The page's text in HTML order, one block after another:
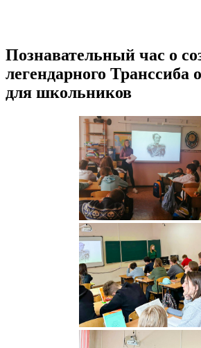
Познавательный час о
легендарного Транссиба
для школьников